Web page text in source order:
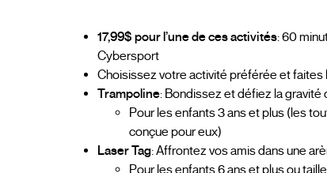
17,99$ pour l’une de ces activités: 60
Cybersport
Choisissez votre activité préférée et faites
Trampoline: Bondissez et défiez la
Pour les enfants 3 ans et plus (les
conçue pour eux)
Laser Tag: Affrontez vos amis dans une
Pour les enfants 6 ans et plus ou